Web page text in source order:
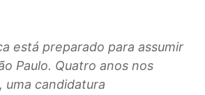
está preparado para assumir
Paulo. Quatro anos nos
uma candidatura